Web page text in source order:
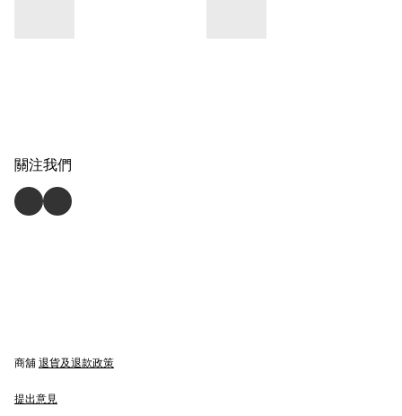
關注我們
商舖 退貨及退款政策
提出意見